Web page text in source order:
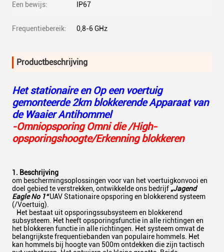
Een bewijs: IP67
Frequentiebereik: 0,8-6 GHz
Productbeschrijving
Het stationaire en Op een voertuig
gemonteerde 2km blokkerende Apparaat van
de Waaier Antihommel
-Omniopsporing Omni die /High-
opsporingshoogte/Erkenning blokkeren
1. Beschrijving
om beschermingsoplossingen voor van het voertuigkonvooi en
doel gebied te verstrekken, ontwikkelde ons bedrijf „Jagend
Eagle No 1“UAV Stationaire opsporing en blokkerend systeem
(/Voertuig).
Het bestaat uit opsporingssubsysteem en blokkerend
subsysteem. Het heeft opsporingsfunctie in alle richtingen en
het blokkeren functie in alle richtingen. Het systeem omvat de
belangrijkste frequentiebanden van populaire hommels. Het
kan hommels bij hoogte van 500m ontdekken die zijn tactisch